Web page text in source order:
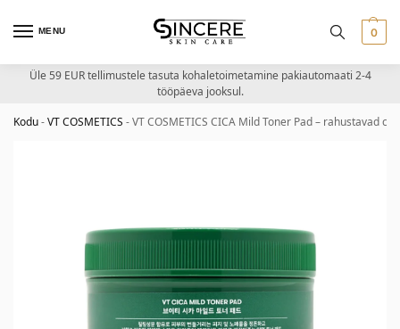
MENU 0
Üle 59 EUR tellimustele tasuta kohaletoimetamine pakiautomaati 2-4
tööpäeva jooksul.
Kodu-VT COSMETICS -VT COSMETICS CICA Mild Toner Pad – rahustavad